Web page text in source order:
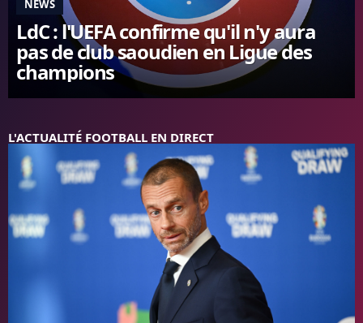
FC BARCELONE
MANCHESTER UNITED
CHELSEA
ARSENAL
BAYERN
NEWS
LdC : l'UEFA confirme qu'il n'y aura
pas de club saoudien en Ligue des
champions
L'ACTUALITÉ FOOTBALL EN DIRECT